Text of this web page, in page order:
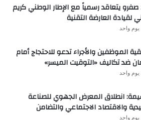
يتعاقد رسمياً مع الإطار الوطني كريم
لقيادة العارضة التقنية
يوم واحد
الموظفين والأجراء تدعو للاحتجاج أمام
ضد تكاليف «التوقيت الميسر»
يوم واحد
انطلاق المعرض الجهوي للصناعة
والاقتصاد الاجتماعي والتضامن
يوم واحد